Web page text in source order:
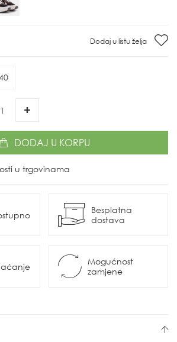
Dodaj u listu želja
+
DODAJ U KORPU
u trgovinama
Besplatna
dostava
Mogućnost
zamjene